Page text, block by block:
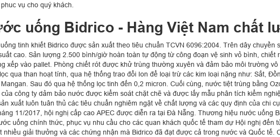
vụ cho quý khách.
uống Bidrico - Hàng Việt Nam chất
tinh khiết Bidrico được sản xuất theo tiêu chuẩn TCVN 6096:2004. Trên dây chuyền
cao. Sản lượng 2.500 bình/giờ hoàn toàn tự động từ công đoạn vệ sinh vỏ bình, chiết
xếp vào pallet. Phòng chiết rót được khử trùng thường xuyên và đảm bảo môi trường
qua than hoạt tính, qua hệ thống trao đổi Ion để loại trừ các kim loại nặng như: Sắt,
Sau đó qua hệ thống lọc tinh đến 0,2 micron. Cuối cùng, nước tiệt trùng bằng
công ty dảm bảo nước được kiểm soát chặt chẽ và được lấy mẫu phân tích kiểm
xuất luôn tuân thủ các tiêu chuẩn nghiêm ngặt về chất lượng và các quy định của chi
11/2017, hội nghị cấp cao APEC được diễn ra tại Đà Nẵng. Thương hiệu nước uống
uống chính thức, phục vụ nhu cầu cho các quan khách quốc tế tham dự Hội nghị đến
nhiều giải thưởng và các chứng nhận mà Bidrico đã đạt được cả trong nước và Quốc tế.